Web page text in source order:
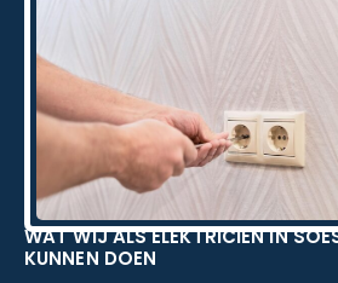
WAT WIJ ALS ELEKTRICIEN IN
KUNNEN DOEN